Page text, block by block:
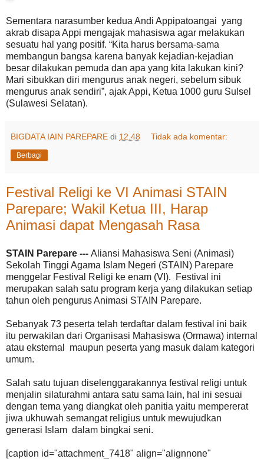
Sementara narasumber kedua Andi Appipatoangai yang
akrab disapa Appi mengajak mahasiswa agar melakukan
sesuatu hal yang positif. “Kita harus bersama-sama
membangun bangsa karena banyak kejadian-kejadian
besar dilakukan pemuda dan apa yang kita lakukan kini?
Mari sibukkan diri mengurus anak negeri, sebelum sibuk
mengurus anak sendiri”, ajak Appi, Ketua 1000 guru Sulsel
(Sulawesi Selatan).
BIGDATA IAIN PAREPARE di 12.48 Tidak ada komentar:
Berbagi
Festival Religi ke VI Animasi STAIN
Parepare; Wakil Ketua III, Harap
Animasi dapat Mengasah Rasa
STAIN Parepare --- Aliansi Mahasiswa Seni (Animasi)
Sekolah Tinggi Agama Islam Negeri (STAIN) Parepare
menggelar Festival Religi ke enam (VI). Festival ini
merupakan salah satu program kerja yang dilakukan setiap
tahun oleh pengurus Animasi STAIN Parepare.
Sebanyak 73 peserta telah terdaftar dalam festival ini baik
itu perwakilan dari Organisasi Mahasiswa (Ormawa) internal
atau eksternal maupun peserta yang masuk dalam kategori
umum.
Salah satu tujuan diselenggarakannya festival religi untuk
menjalin silaturahmi antara satu sama lain, hal ini sesuai
dengan tema yang diangkat oleh panitia yaitu mempererat
jiwa ukhuwah semangat religius untuk mewujudkan
generasi Islam dalam bingkai seni.
[caption id="attachment_7418" align="alignnone"